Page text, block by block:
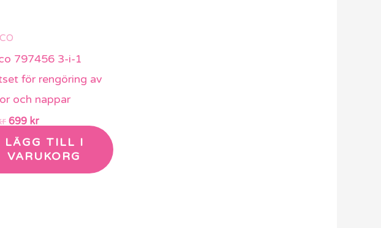
797456 3-i-1
för rengöring av
och nappar
699 kr
LÄGG TILL I
VARUKORG